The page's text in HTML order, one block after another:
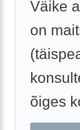
Väike
on
õiges